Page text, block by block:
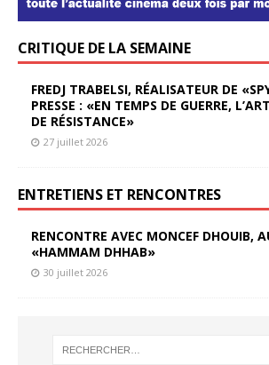
CRITIQUE DE LA SEMAINE
FREDJ TRABELSI, RÉALISATEUR DE
PRESSE : «EN TEMPS DE GUERRE,
DE RÉSISTANCE»
27 juillet 2026
ENTRETIENS ET RENCONTRES
RENCONTRE AVEC MONCEF DHOUIB,
«HAMMAM DHHAB»
30 juillet 2026